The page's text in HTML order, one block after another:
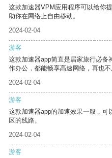
这款加速器VPM应用程序可以给你
助你在网络上自由移动。
2024-02-04
游客
这款加速器app简直是居家旅行必
作办公，都能畅享高速网络，再也不
2024-02-04
游客
这款加速器app的加速效果一般，
区的线路。
2024-02-04
游客